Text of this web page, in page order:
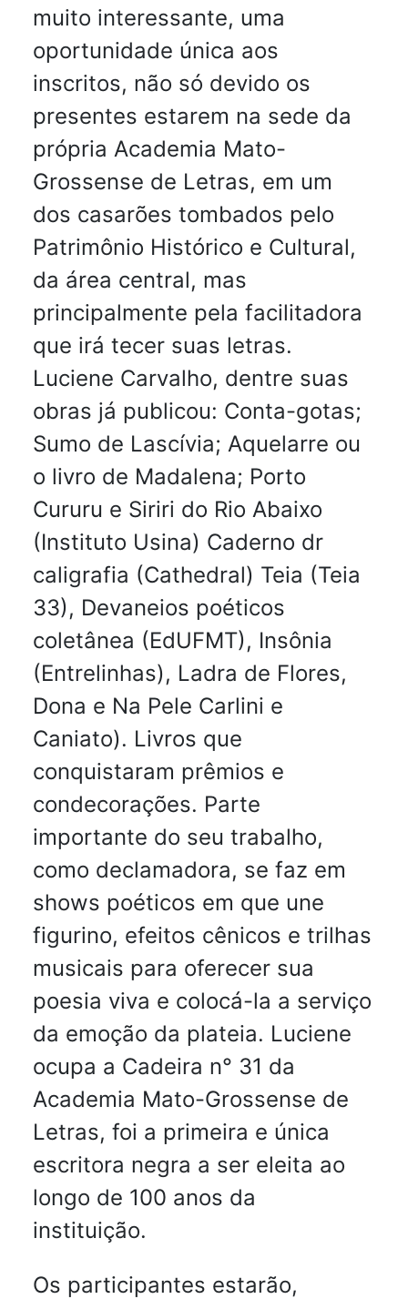
muito interessante, uma
oportunidade única aos
inscritos, não só devido os
presentes estarem na sede da
própria Academia Mato-
Grossense de Letras, em um
dos casarões tombados pelo
Patrimônio Histórico e Cultural,
da área central, mas
principalmente pela facilitadora
que irá tecer suas letras.
Luciene Carvalho, dentre suas
obras já publicou: Conta-gotas;
Sumo de Lascívia; Aquelarre ou
o livro de Madalena; Porto
Cururu e Siriri do Rio Abaixo
(Instituto Usina) Caderno dr
caligrafia (Cathedral) Teia (Teia
33), Devaneios poéticos
coletânea (EdUFMT), Insônia
(Entrelinhas), Ladra de Flores,
Dona e Na Pele Carlini e
Caniato). Livros que
conquistaram prêmios e
condecorações. Parte
importante do seu trabalho,
como declamadora, se faz em
shows poéticos em que une
figurino, efeitos cênicos e trilhas
musicais para oferecer sua
poesia viva e colocá-la a serviço
da emoção da plateia. Luciene
ocupa a Cadeira n° 31 da
Academia Mato-Grossense de
Letras, foi a primeira e única
escritora negra a ser eleita ao
longo de 100 anos da
instituição.
Os participantes estarão,